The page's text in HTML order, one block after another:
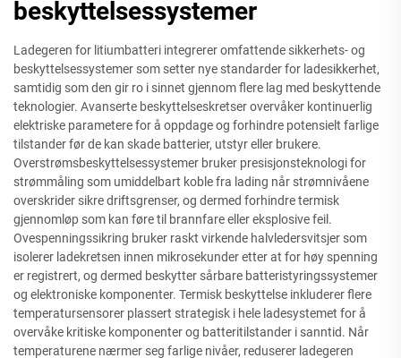
beskyttelsessystemer
Ladegeren for litiumbatteri integrerer omfattende sikkerhets- og
beskyttelsessystemer som setter nye standarder for ladesikkerhet,
samtidig som den gir ro i sinnet gjennom flere lag med beskyttende
teknologier. Avanserte beskyttelseskretser overvåker kontinuerlig
elektriske parametere for å oppdage og forhindre potensielt farlige
tilstander før de kan skade batterier, utstyr eller brukere.
Overstrømsbeskyttelsessystemer bruker presisjonsteknologi for
strømmåling som umiddelbart koble fra lading når strømnivåene
overskrider sikre driftsgrenser, og dermed forhindre termisk
gjennomløp som kan føre til brannfare eller eksplosive feil.
Ovespenningssikring bruker raskt virkende halvledersvitsjer som
isolerer ladekretsen innen mikrosekunder etter at for høy spenning
er registrert, og dermed beskytter sårbare batteristyringssystemer
og elektroniske komponenter. Termisk beskyttelse inkluderer flere
temperatursensorer plassert strategisk i hele ladesystemet for å
overvåke kritiske komponenter og batteritilstander i sanntid. Når
temperaturene nærmer seg farlige nivåer, reduserer ladegeren